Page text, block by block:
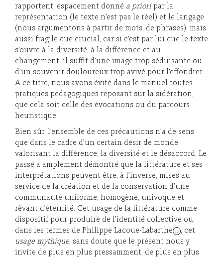
rapportent, espacement donné a prioripar la
représentation (le texte n’est pas le réel) et le langage
(nous argumentons à partir de mots, de phrases), mais
aussi fragile que crucial, car si c’est par lui que le texte
s’ouvre à la diversité, à la différence et au
changement, il suffit d’une image trop séduisante ou
d’un souvenir douloureux trop avivé pour l’effondrer.
A ce titre, nous avons évité dans le manuel toutes
pratiques pédagogiques reposant sur la sidération,
que cela soit celle des évocations ou du parcours
heuristique.
Bien sûr, l’ensemble de ces précautions n’a de sens
que dans le cadre d’un certain désir de monde
valorisant la différence, la diversité et le désaccord. Le
passé a amplement démontré que la littérature et ses
interprétations peuvent être, à l’inverse, mises au
service de la création et de la conservation d’une
communauté uniforme, homogène, univoque et
rêvant d’éternité. Cet usage de la littérature comme
dispositif pour produire de l’identité collective ou,
dans les termes de Philippe Lacoue-Labarthe 12 , cet
usage mythique, sans doute que le présent nous y
invite de plus en plus pressamment, de plus en plus